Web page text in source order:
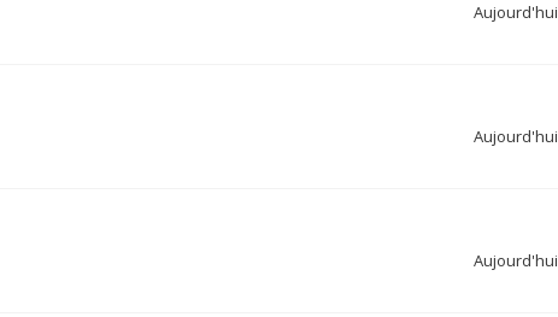
Aujourd'hui
Aujourd'hui
Aujourd'hui